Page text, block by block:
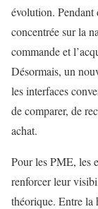
évolution. Pendant
concentrée sur la
commande et
Désormais, un
les interfaces
de comparer, de
achat.
Pour les PME, les
renforcer leur
théorique. Entre la